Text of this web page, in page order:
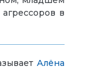
в
Алёна